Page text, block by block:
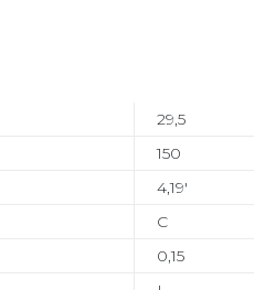
29,5
150
4,19'
C
0,15